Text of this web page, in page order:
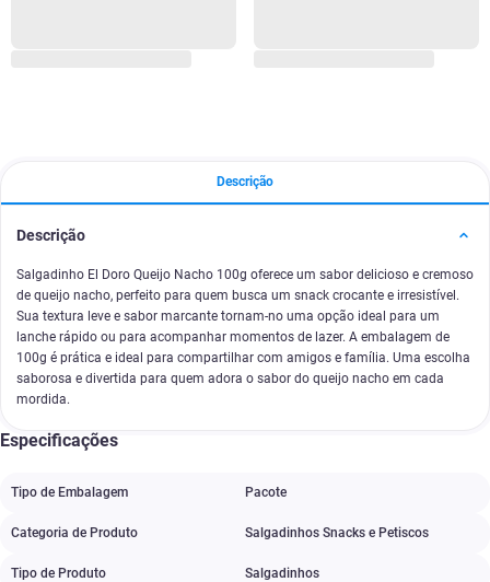
Descrição
Descrição
Salgadinho El Doro Queijo Nacho 100g oferece um sabor delicioso e cremoso
de queijo nacho, perfeito para quem busca um snack crocante e irresistível.
Sua textura leve e sabor marcante tornam-no uma opção ideal para um
lanche rápido ou para acompanhar momentos de lazer. A embalagem de
100g é prática e ideal para compartilhar com amigos e família. Uma escolha
saborosa e divertida para quem adora o sabor do queijo nacho em cada
mordida.
Especificações
Tipo de Embalagem Pacote
Categoria de Produto Salgadinhos Snacks e Petiscos
Tipo de Produto Salgadinhos